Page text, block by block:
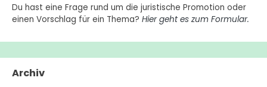
Du hast eine Frage rund um die juristische Promotion oder
einen Vorschlag für ein Thema?Hier geht es zum Formular.
Archiv